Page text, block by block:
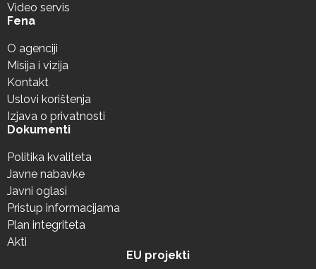
Video servis
Fena
O agenciji
Misija i vizija
Kontakt
Uslovi korištenja
Izjava o privatnosti
Dokumenti
Politika kvaliteta
Javne nabavke
Javni oglasi
Pristup informacijama
Plan integriteta
Akti
EU projekti